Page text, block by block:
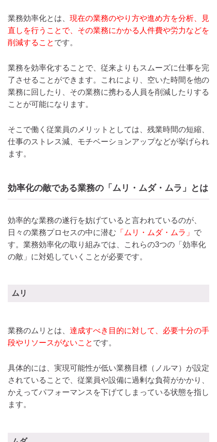
業務効率化とは、 現在の業務のやり方や進め方を分析、見
直しを行うことで、その業務にかかる人件費や労力などを
削減すること です。
業務を効率化することで、従来よりもスムーズに仕事を完
了させることができます。これにより、空いた時間を他の
業務に回したり、その業務に携わる人員を削減したりする
ことが可能になります。
そこで働く従業員のメリットとしては、残業時間の短縮、
仕事のストレス減、モチベーションアップなどが挙げられ
ます。
効率化の敵である業務の「ムリ・ムダ・ムラ」とは
効率的な業務の遂行を妨げていると言われているのが、
日々の業務プロセスの中に潜む 「ムリ・ムダ・ムラ」 で
す。業務効率化の取り組みでは、これらの3つの「効率化
の敵」に対処していくことが必要です。
ムリ
業務のムリとは、 達成すべき目的に対して、必要十分の手
段やリソースがないこと です。
具体的には、実現可能性が低い業務目標（ノルマ）が設定
されていることで、従業員や設備に過剰な負荷がかかり、
かえってパフォーマンスを下げてしまっている状態を指し
ます。